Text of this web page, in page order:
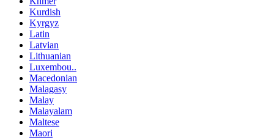
Kurdish
Kyrgyz
Latin
Latvian
Lithuanian
Luxembou..
Macedonian
Malagasy
Malay
Malayalam
Maltese
Maori